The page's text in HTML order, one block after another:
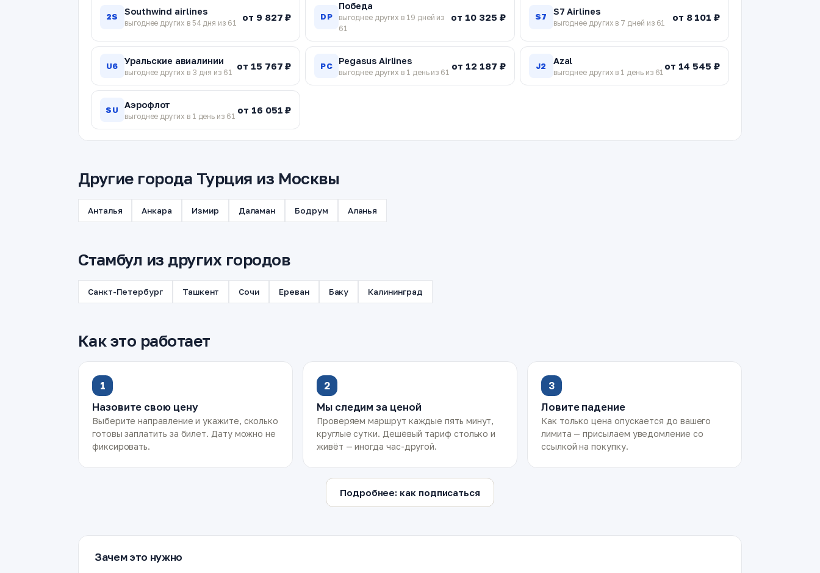
2S Southwind airlines
выгоднее других в 54 дня из 61
от 9 827 ₽ DP
Победа
выгоднее других в 19 дней из
61
от 10 325 ₽ S7 S7 Airlines
выгоднее других в 7 дней из 61
от 8 101 ₽
U6 Уральские авиалинии
выгоднее других в 3 дня из 61
от 15 767 ₽ PC Pegasus Airlines
выгоднее других в 1 день из 61
от 12 187 ₽ J2 Azal
выгоднее других в 1 день из 61
от 14 545 ₽
SU Аэрофлот
выгоднее других в 1 день из 61
от 16 051 ₽
Другие города Турция из Москвы
Анталья Анкара Измир Даламан Бодрум Аланья
Стамбул из других городов
Санкт-Петербург Ташкент Сочи Ереван Баку Калининград
Как это работает
1
Назовите свою цену
Выберите направление и укажите, сколько
готовы заплатить за билет. Дату можно не
фиксировать.
2
Мы следим за ценой
Проверяем маршрут каждые пять минут,
круглые сутки. Дешёвый тариф столько и
живёт — иногда час-другой.
3
Ловите падение
Как только цена опускается до вашего
лимита — присылаем уведомление со
ссылкой на покупку.
Подробнее: как подписаться
Зачем это нужно